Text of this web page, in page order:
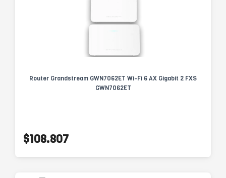
Router Grandstream GWN7062ET Wi-Fi 6 AX Gigabit 2 FXS
GWN7062ET
$108.807